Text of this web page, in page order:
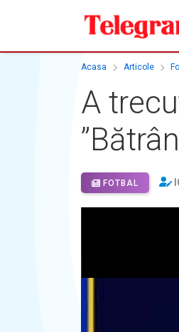
Acasa Articole
A
FOTBAL